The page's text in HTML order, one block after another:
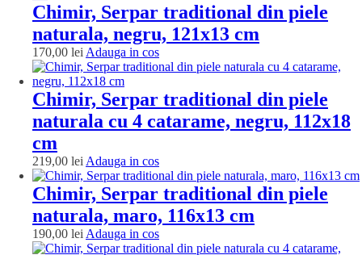
Chimir, Serpar traditional din piele
naturala, negru, 121x13 cm
170,00 lei Adauga in cosAdauga
in
Chimir, Serpar traditional din piele
naturala cu 4 catarame, negru, 112x18
cm
219,00 lei Adauga in cosAdauga
in
cos
Chimir, Serpar traditional din piele
naturala, maro, 116x13 cm
190,00 lei Adauga in cosAdauga
in